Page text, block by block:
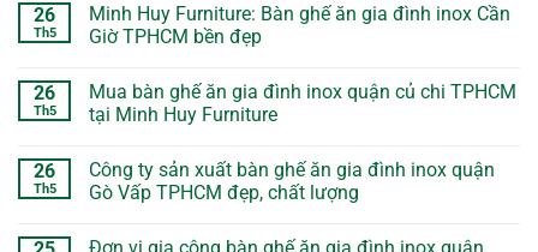
26
Th5
Minh Huy Furniture: Bàn ghế ăn gia đình inox Cần
Giờ TPHCM bền đẹp
26
Th5
Mua bàn ghế ăn gia đình inox quận củ chi TPHCM
tại Minh Huy Furniture
26
Th5
Công ty sản xuất bàn ghế ăn gia đình inox quận
Gò Vấp TPHCM đẹp, chất lượng